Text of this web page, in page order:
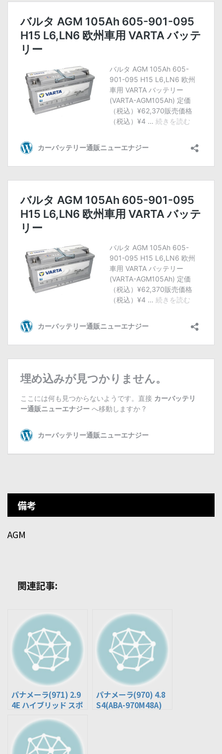
備考
AGM
関連記事:
パナメーラ(971) 2.9
4E ハイブリッド スポ
G2H29A)
パナメーラ(970) 4.8
S4(ABA-970M48A)